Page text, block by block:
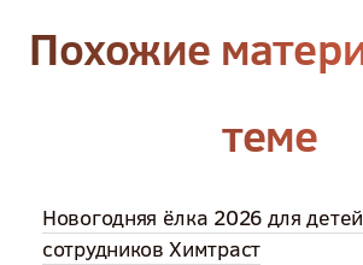
Похожие
теме
Новогодняя ёлка 2026 для детей
сотрудников Химтраст